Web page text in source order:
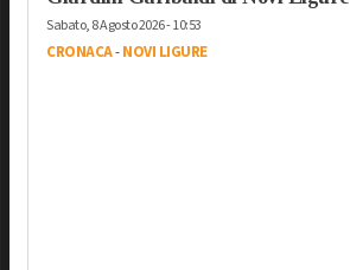
Sabato, 8 Agosto 2026 - 10:53
CRONACA-NOVI LIGURE